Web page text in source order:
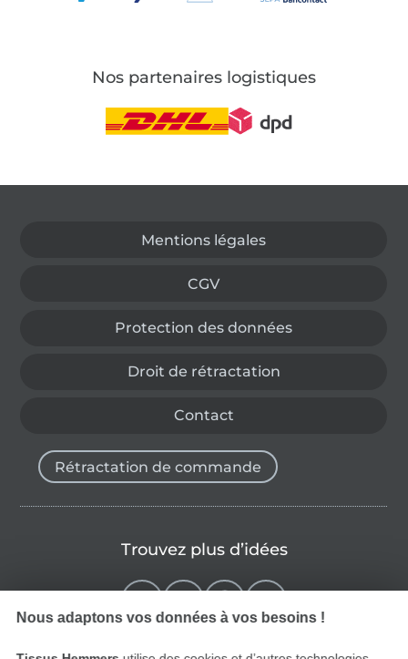
Nos partenaires logistiques
Mentions légales
CGV
Protection des données
Droit de rétractation
Contact
Rétractation de commande
Trouvez plus d’idées
Nous adaptons vos données à vos besoins !